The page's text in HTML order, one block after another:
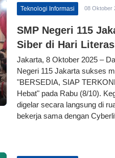
Teknologi Informasi 08 Oktober
SMP Negeri 115
Siber di Hari
Jakarta, 8 Oktober 2025 –
Negeri 115 Jakarta sukses
"BERSEDIA, SIAP
Hebat" pada Rabu (8/10).
digelar secara langsung di
bekerja sama dengan